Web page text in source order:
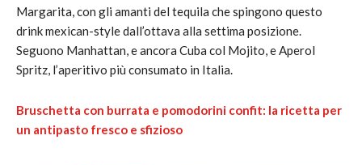
Margarita, con gli amanti del tequila che spingono questo
drink mexican-style dall’ottava alla settima posizione.
Seguono Manhattan, e ancora Cuba col Mojito, e Aperol
Spritz, l’aperitivo più consumato in Italia.
Bruschetta con burrata e pomodorini confit: la ricetta per
un antipasto fresco e sfizioso